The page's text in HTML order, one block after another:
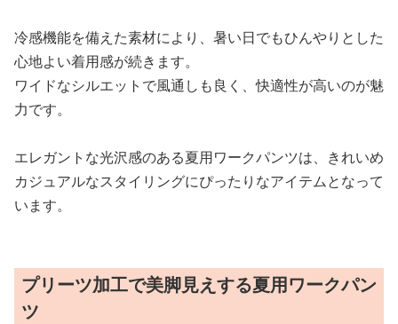
冷感機能を備えた素材により、暑い日でもひんやりとした
心地よい着用感が続きます。
ワイドなシルエットで風通しも良く、快適性が高いのが魅
力です。
エレガントな光沢感のある夏用ワークパンツは、きれいめ
カジュアルなスタイリングにぴったりなアイテムとなって
います。
プリーツ加工で美脚見えする夏用ワークパン
ツ